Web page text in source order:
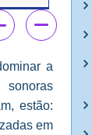
a
sonoras
estão:
em